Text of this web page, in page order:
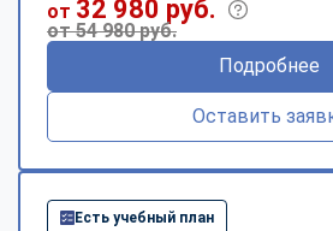
от 32 980 руб.
от 54 980 руб.
Подробнее
Оставить
Есть учебный план